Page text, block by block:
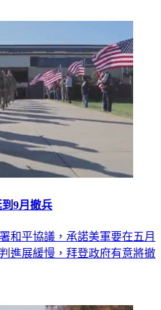
9月撤兵
和平協議，承諾美軍要在五月
進展緩慢，拜登政府有意將撤